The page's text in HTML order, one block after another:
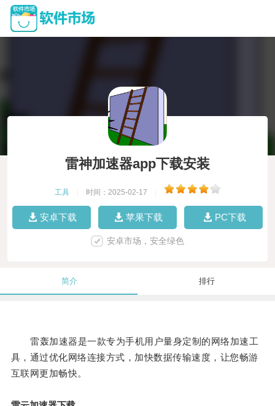
雷神加速器app下载安装
工具 时间：2025-02-17
安卓下载 苹果下载 PC下载
安卓市场，安全绿色
简介 排行
雷轰加速器是一款专为手机用户量身定制的网络加速工
具，通过优化网络连接方式，加快数据传输速度，让您畅游
互联网更加畅快。